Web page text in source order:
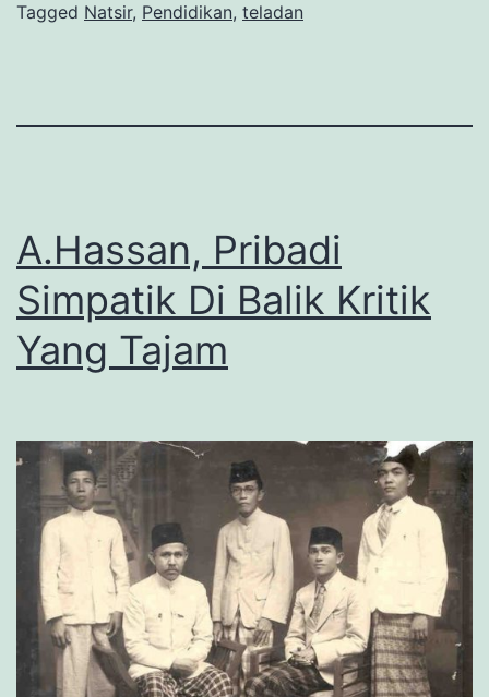
Tagged Natsir, Pendidikan, teladan
A.Hassan, Pribadi
Simpatik Di Balik Kritik
Yang Tajam